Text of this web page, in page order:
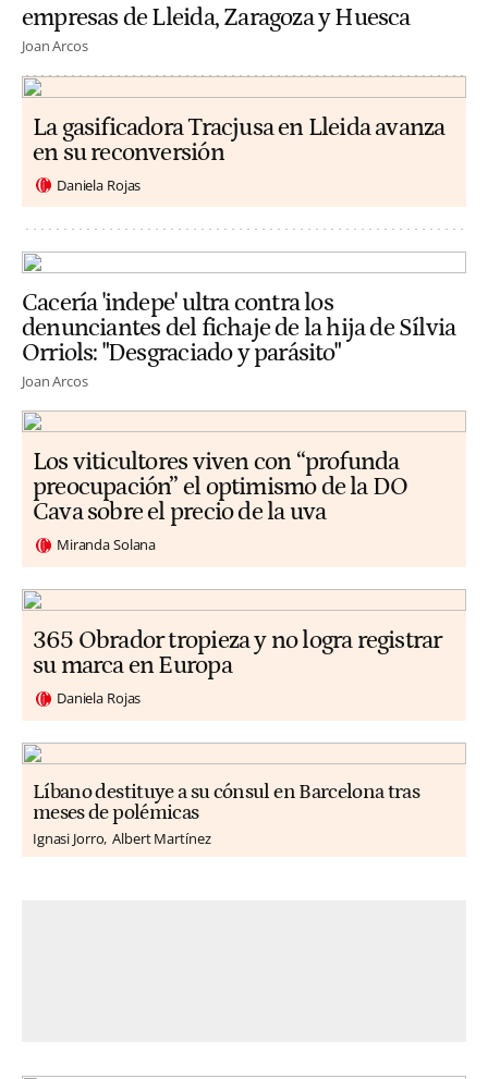
empresas de Lleida, Zaragoza y Huesca
Joan Arcos
La gasificadora Tracjusa en Lleida avanza
en su reconversión
Daniela Rojas
Cacería 'indepe' ultra contra los
denunciantes del fichaje de la hija de Sílvia
Orriols: "Desgraciado y parásito"
Joan Arcos
Los viticultores viven con “profunda
preocupación” el optimismo de la DO
Cava sobre el precio de la uva
Miranda Solana
365 Obrador tropieza y no logra registrar
su marca en Europa
Daniela Rojas
Líbano destituye a su cónsul en Barcelona tras
meses de polémicas
Ignasi Jorro Albert Martínez